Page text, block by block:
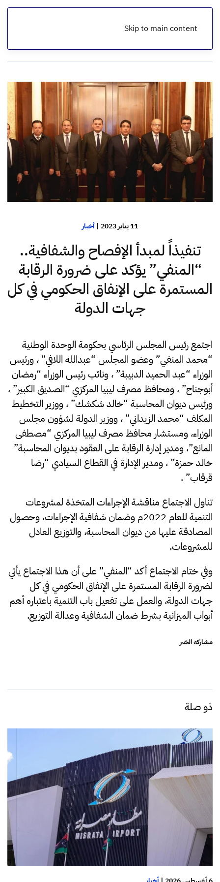
Skip to main content
الرئيسية
11 يناير 2023 | أخبار
تنفيذاً لمبدأ الإفصاح والشفافية..
“المنفي” يؤكد على ضرورة الرقابة
المستمرة على الإنفاق الحكومي في كل
جهات الدولة
اجتمع رئيس المجلس الرئاسي بحكومة الوحدة الوطنية
“محمد المنفي” وعضو المجلس “عبدالله اللافي” ، ورئيس
الوزراء “عبد الحميد الدبيبة” ، ونائب رئيس الوزراء “رمضان
أبوجناح” ، ومحافظ مصرف ليبيا المركزي “الصديق الكبير” ،
ورئيس ديوان المحاسبة “خالد شكشك” ، ووزير التخطيط
المكلف “محمد الزيداني” ، ووزير الدولة لشؤون مجلس
الوزراء، ومستشار محافظ مصرف ليبيا المركزي “مصطفى
المانع”، ومدير إدارة الرقابة على العقود بديوان المحاسبة”
خالد حمزة” ، ومدير الإدارة في القطاع السيادي “رضا
قرقاب” .
تناول الاجتماع مناقشة الإجراءات المتخذة لمشروعات
التنمية للعام 2022م وضمان شفافية الإجراءات، وحصول
المصادقة عليها من ديوان المحاسبة، والتوزيع العادل
للمشروعات.
وفي ختام الاجتماع أكد “المنفي” على أن هذا الاجتماع يأتي
لضرورة الرقابة المستمرة على الإنفاق الحكومي في كل
جهات الدولة، والعمل على تفعيل باب التنمية باعتباره أهم
أبواب الميزانية بشرط ضمان الشفافية وعدالة التوزيع.
مشاركة الخبر
ذو صلة